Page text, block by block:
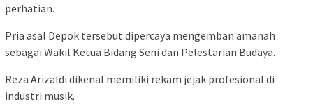
perhatian.
Pria asal Depok tersebut dipercaya mengemban amanah
sebagai Wakil Ketua Bidang Seni dan Pelestarian Budaya.
Reza Arizaldi dikenal memiliki rekam jejak profesional di
industri musik.